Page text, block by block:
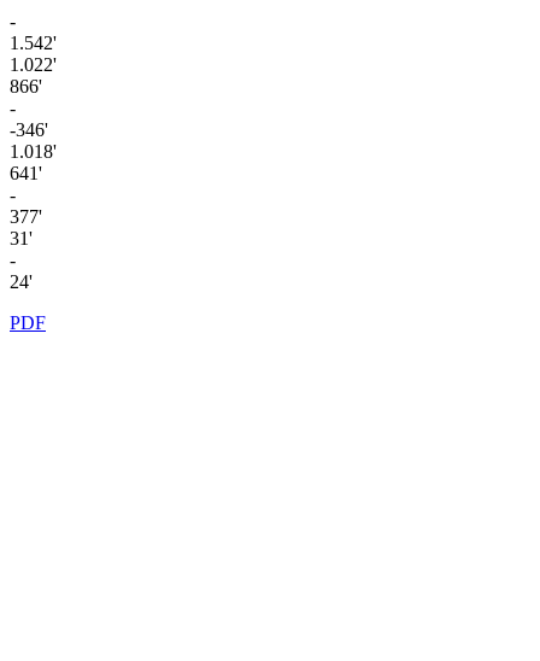
-
1.542'
1.022'
866'
-
-346'
1.018'
641'
-
377'
31'
-
24'
PDF